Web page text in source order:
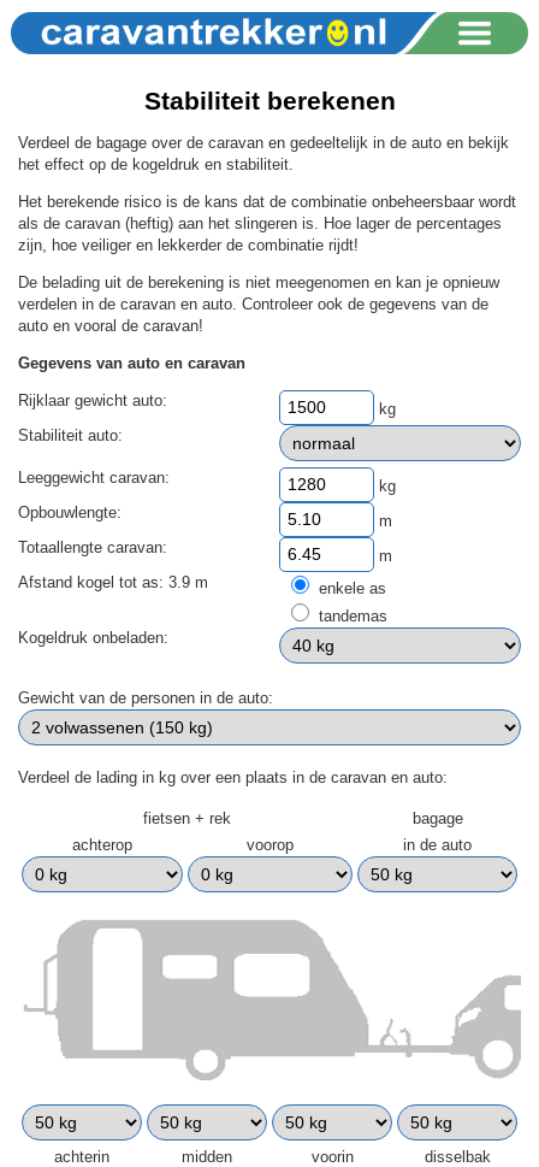
Stabiliteit berekenen
Verdeel de bagage over de caravan en gedeeltelijk in de auto en bekijk
het effect op de kogeldruk en stabiliteit.
Het berekende risico is de kans dat de combinatie onbeheersbaar wordt
als de caravan (heftig) aan het slingeren is. Hoe lager de percentages
zijn, hoe veiliger en lekkerder de combinatie rijdt!
De belading uit de berekening is niet meegenomen en kan je opnieuw
verdelen in de caravan en auto. Controleer ook de gegevens van de
auto en vooral de caravan!
Gegevens van auto en caravan
Rijklaar gewicht auto:
kg
Stabiliteit auto:
Leeggewicht caravan:
kg
Opbouwlengte:
m
Totaallengte caravan:
m
Afstand kogel tot as: 3.9 m
enkele as
tandemas
Kogeldruk onbeladen:
Gewicht van de personen in de auto:
Verdeel de lading in kg over een plaats in de caravan en auto:
fietsen + rek
bagage
achterop
voorop in de auto
achterin midden voorin disselbak